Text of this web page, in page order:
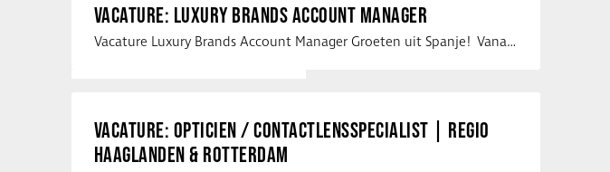
VACATURE: LUXURY BRANDS ACCOUNT MANAGER
Vacature Luxury Brands Account Manager Groeten uit Spanje! Vanaf mijn …
VACATURE: OPTICIEN / CONTACTLENSSPECIALIST | REGIO
HAAGLANDEN & ROTTERDAM